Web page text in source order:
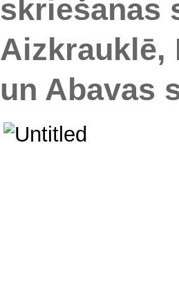
skriešanas
Aizkrauklē,
un Abavas